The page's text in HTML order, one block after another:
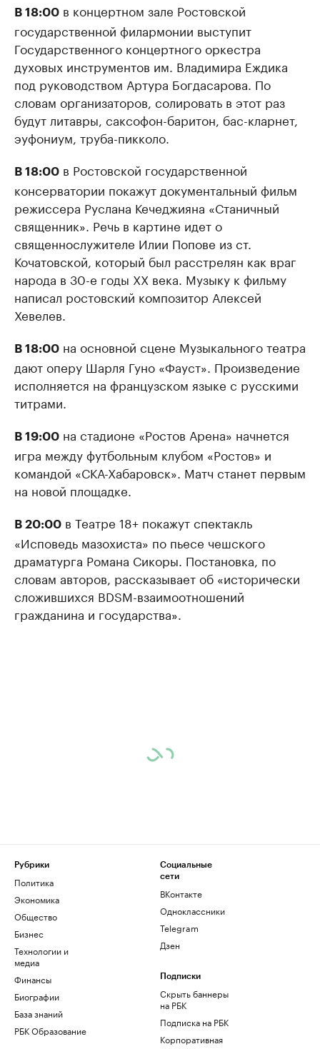
В 18:00 в концертном зале Ростовской
государственной филармонии выступит
Государственного концертного оркестра
духовых инструментов им. Владимира Еждика
под руководством Артура Богдасарова. По
словам организаторов, солировать в этот раз
будут литавры, саксофон-баритон, бас-кларнет,
эуфониум, труба-пикколо.
В 18:00 в Ростовской государственной
консерватории покажут документальный фильм
режиссера Руслана Кечеджияна «Станичный
священник». Речь в картине идет о
священнослужителе Илии Попове из ст.
Кочатовской, который был расстрелян как враг
народа в 30-е годы ХХ века. Музыку к фильму
написал ростовский композитор Алексей
Хевелев.
В 18:00 на основной сцене Музыкального театра
дают оперу Шарля Гуно «Фауст». Произведение
исполняется на французском языке с русскими
титрами.
В 19:00 на стадионе «Ростов Арена» начнется
игра между футбольным клубом «Ростов» и
командой «СКА-Хабаровск». Матч станет первым
на новой площадке.
В 20:00 в Театре 18+ покажут спектакль
«Исповедь мазохиста» по пьесе чешского
драматурга Романа Сикоры. Постановка, по
словам авторов, рассказывает об «исторически
сложившихся BDSM-взаимоотношений
гражданина и государства».
Рубрики
Политика
Экономика
Общество
Бизнес
Технологии и
медиа
Финансы
Биографии
База знаний
РБК Образование
Социальные
сети
ВКонтакте
Одноклассники
Telegram
Дзен
Подписки
Скрыть баннеры
на РБК
Подписка на РБК
Корпоративная